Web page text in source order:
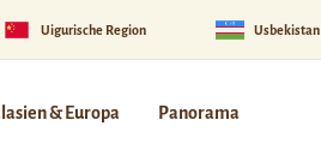
Uigurische Region Usbekistan
& Europa Panorama